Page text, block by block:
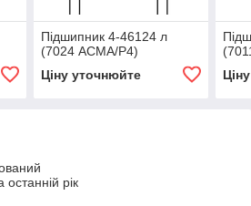
Підшипник 4-46124 л
(7024 АСМА/Р4)
Ціну уточнюйте
останній рік